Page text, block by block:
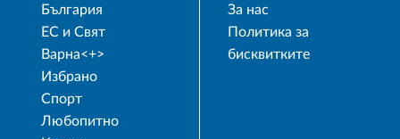
България
ЕС и Свят
Варна<+>
Избрано
Спорт
Любопитно
За нас
Политика за
бисквитките